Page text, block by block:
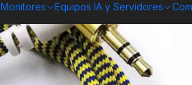
Monitores Equipos IA y Servidores